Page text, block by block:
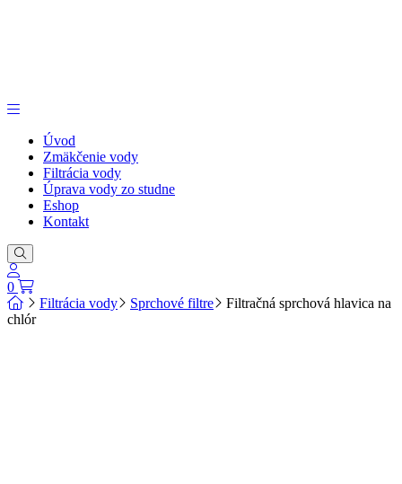
Úvod
Zmäkčenie vody
Filtrácia vody
Úprava vody zo studne
Eshop
Kontakt
0
Filtrácia vody
Sprchové filtre
Filtračná sprchová hlavica na
chlór